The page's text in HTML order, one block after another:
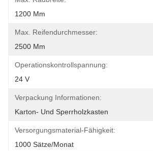
1200 Mm
Max. Reifendurchmesser:
2500 Mm
Operationskontrollspannung:
24 V
Verpackung Informationen:
Karton- Und Sperrholzkasten
Versorgungsmaterial-Fähigkeit:
1000 Sätze/Monat